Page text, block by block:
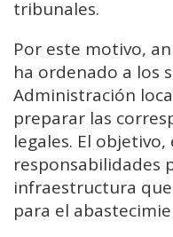
tribunales.
Por este motivo,
ha ordenado a los
Administración
preparar las
legales. El
responsabilidades
infraestructura
para el